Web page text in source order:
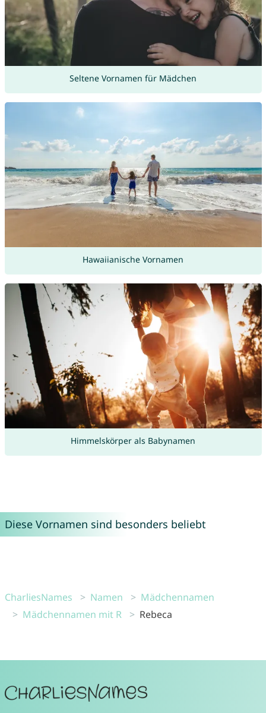
Seltene Vornamen für Mädchen
Hawaiianische Vornamen
Himmelskörper als Babynamen
Diese Vornamen sind besonders beliebt
CharliesNames Namen
Mädchennamen
Mädchennamen mit R
Rebeca